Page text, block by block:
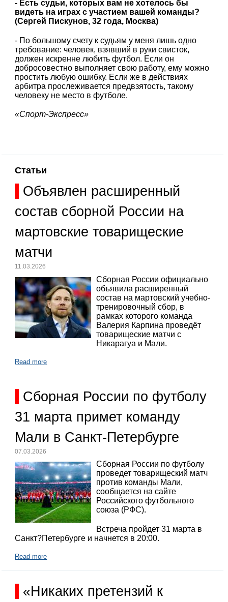
- Есть судьи, которых вам не хотелось бы
видеть на играх с участием вашей команды?
(Сергей Пискунов, 32 года, Москва)
- По большому счету к судьям у меня лишь одно
требование: человек, взявший в руки свисток,
должен искренне любить футбол. Если он
добросовестно выполняет свою работу, ему можно
простить любую ошибку. Если же в действиях
арбитра прослеживается предвзятость, такому
человеку не место в футболе.
«Спорт-Экспресс»
Статьи
Объявлен расширенный
состав сборной России на
мартовские товарищеские
матчи
11.03.2026
Сборная России официально
объявила расширенный
состав на мартовский учебно-
тренировочный сбор, в
рамках которого команда
Валерия Карпина проведёт
товарищеские матчи с
Никарагуа и Мали.
Read more
Сборная России по футболу
31 марта примет команду
Мали в Санкт-Петербурге
07.03.2026
Сборная России по футболу
проведет товарищеский матч
против команды Мали,
сообщается на сайте
Российского футбольного
союза (РФС).
Встреча пройдет 31 марта в
Санкт?Петербурге и начнется в 20:00.
Read more
«Никаких претензий к